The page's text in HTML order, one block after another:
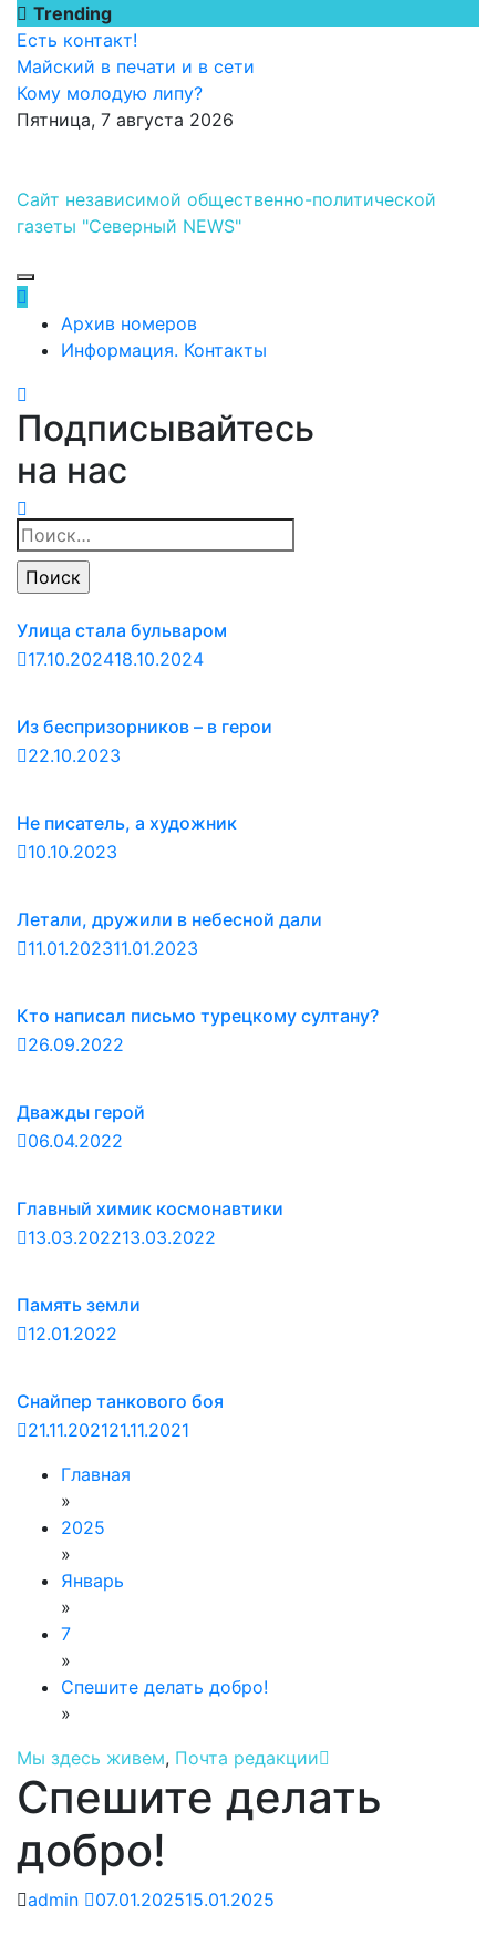
Перейти
содержимому
Trending
Есть контакт!
Майский в печати и в сети
Кому молодую липу?
Пятница, 7 августа 2026
Сайт независимой общественно-политической
газеты "Северный NEWS"
Архив номеров
Информация. Контакты
Подписывайтесь
на нас
Найти:
Улица стала бульваром
17.10.202418.10.2024
Из беспризорников – в герои
22.10.2023
Не писатель, а художник
10.10.2023
Летали, дружили в небесной дали
11.01.202311.01.2023
Кто написал письмо турецкому султану?
26.09.2022
Дважды герой
06.04.2022
Главный химик космонавтики
13.03.202213.03.2022
Память земли
12.01.2022
Снайпер танкового боя
21.11.202121.11.2021
Главная
»
2025
»
Январь
»
7
»
Спешите делать добро!
»
Мы здесь живем, Почта редакции
Спешите делать
добро!
admin 07.01.202515.01.2025